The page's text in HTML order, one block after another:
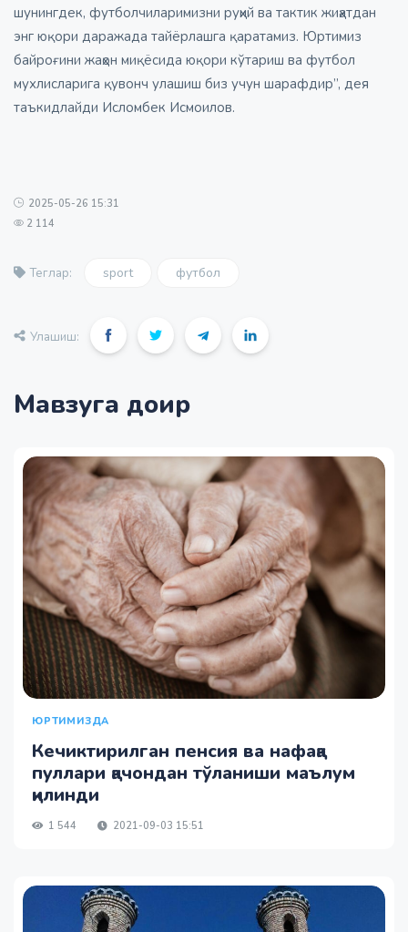
шунингдек, футболчиларимизни руҳий ва тактик жиҳатдан
энг юқори даражада тайёрлашга қаратамиз. Юртимиз
байроғини жаҳон миқёсида юқори кўтариш ва футбол
мухлисларига қувонч улашиш биз учун шарафдир”, дея
таъкидлайди Исломбек Исмоилов.
2025-05-26 15:31
2 114
Теглар: sport футбол
Улашиш:
Мавзуга доир
ЮРТИМИЗДА
Кечиктирилган пенсия ва нафақа
пуллари қачондан тўланиши маълум
қилинди
1 544 2021-09-03 15:51